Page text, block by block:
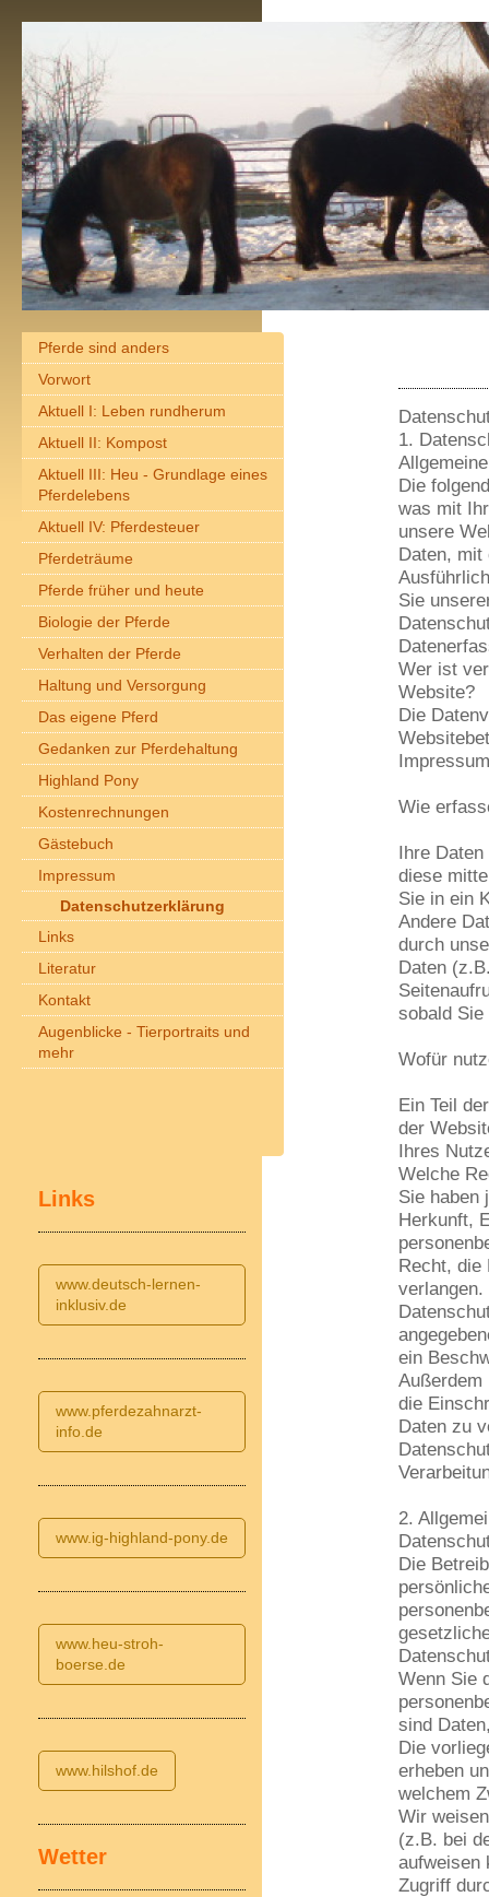
1.
Die
was mit
unsere
Daten, mit
Sie
Wer ist
Website?
Die
Wie
Ihre
diese
Sie in ein
Andere
durch
Daten
sobald
Wofür
Ein Teil
der
Ihres
Welche
Sie haben
Herkunft,
Recht, die
ein
Außerdem
die
Daten zu
2.
Die
Wenn Sie
sind
Die
erheben
welchem
Wir
(z.B. bei
aufweisen
Zugriff
Pferde sind anders
Vorwort
Aktuell I: Leben rundherum
Aktuell II: Kompost
Aktuell III: Heu - Grundlage eines
Pferdelebens
Aktuell IV: Pferdesteuer
Pferdeträume
Pferde früher und heute
Biologie der Pferde
Verhalten der Pferde
Haltung und Versorgung
Das eigene Pferd
Gedanken zur Pferdehaltung
Highland Pony
Kostenrechnungen
Gästebuch
Impressum
Datenschutzerklärung
Links
Literatur
Kontakt
Augenblicke - Tierportraits und
mehr
Links
www.deutsch-lernen-
inklusiv.de
www.pferdezahnarzt-
info.de
www.ig-highland-pony.de
www.heu-stroh-
boerse.de
www.hilshof.de
Wetter